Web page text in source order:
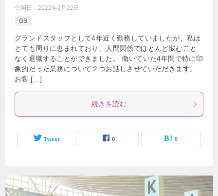
公開日： 2022年2月22日
GS
グランドスタッフとして4年近く勤務していましたが、私は
とても周りに恵まれており、人間関係でほとんど悩むこと
なく退職することができました。 働いていた4年間で特に印
象的だった業務について２つお話しさせていただきます。
お客 […]
続きを読む
Tweet 0 0